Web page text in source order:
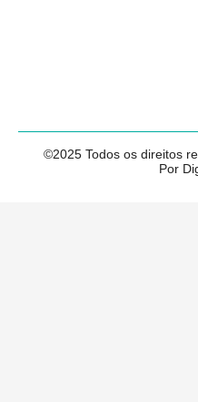
©2025 Todos os direitos
Por